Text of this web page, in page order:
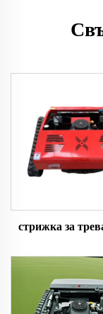
стрижка за